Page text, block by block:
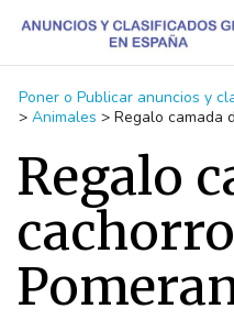
Poner o Publicar anuncios y
> Animales > Regalo camada
Regalo